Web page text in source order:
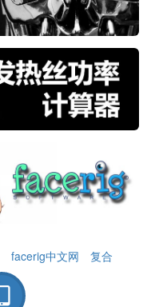
facerig中文网 复合